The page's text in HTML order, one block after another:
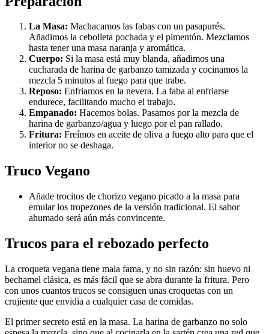
La Masa: Machacamos las fabas con un pasapurés.
Añadimos la cebolleta pochada y el pimentón. Mezclamos
hasta tener una masa naranja y aromática.
Cuerpo: Si la masa está muy blanda, añadimos una
cucharada de harina de garbanzo tamizada y cocinamos la
mezcla 5 minutos al fuego para que trabe.
Reposo: Enfriamos en la nevera. La faba al enfriarse
endurece, facilitando mucho el trabajo.
Empanado: Hacemos bolas. Pasamos por la mezcla de
harina de garbanzo/agua y luego por el pan rallado.
Fritura: Freímos en aceite de oliva a fuego alto para que el
interior no se deshaga.
Truco Vegano
Añade trocitos de chorizo vegano picado a la masa para
emular los tropezones de la versión tradicional. El sabor
ahumado será aún más convincente.
Trucos para el rebozado perfecto
La croqueta vegana tiene mala fama, y no sin razón: sin huevo ni
bechamel clásica, es más fácil que se abra durante la fritura. Pero
con unos cuantos trucos se consiguen unas croquetas con un
crujiente que envidia a cualquier casa de comidas.
El primer secreto está en la masa. La harina de garbanzo no solo